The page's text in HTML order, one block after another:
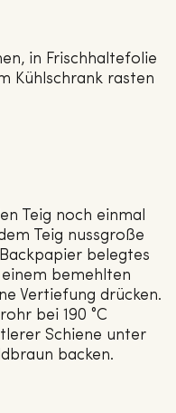
in Frischhaltefolie
Kühlschrank rasten
Teig noch einmal
Teig nussgroße
belegtes
bemehlten
Vertiefung drücken.
bei 190 °C
Schiene unter
backen.